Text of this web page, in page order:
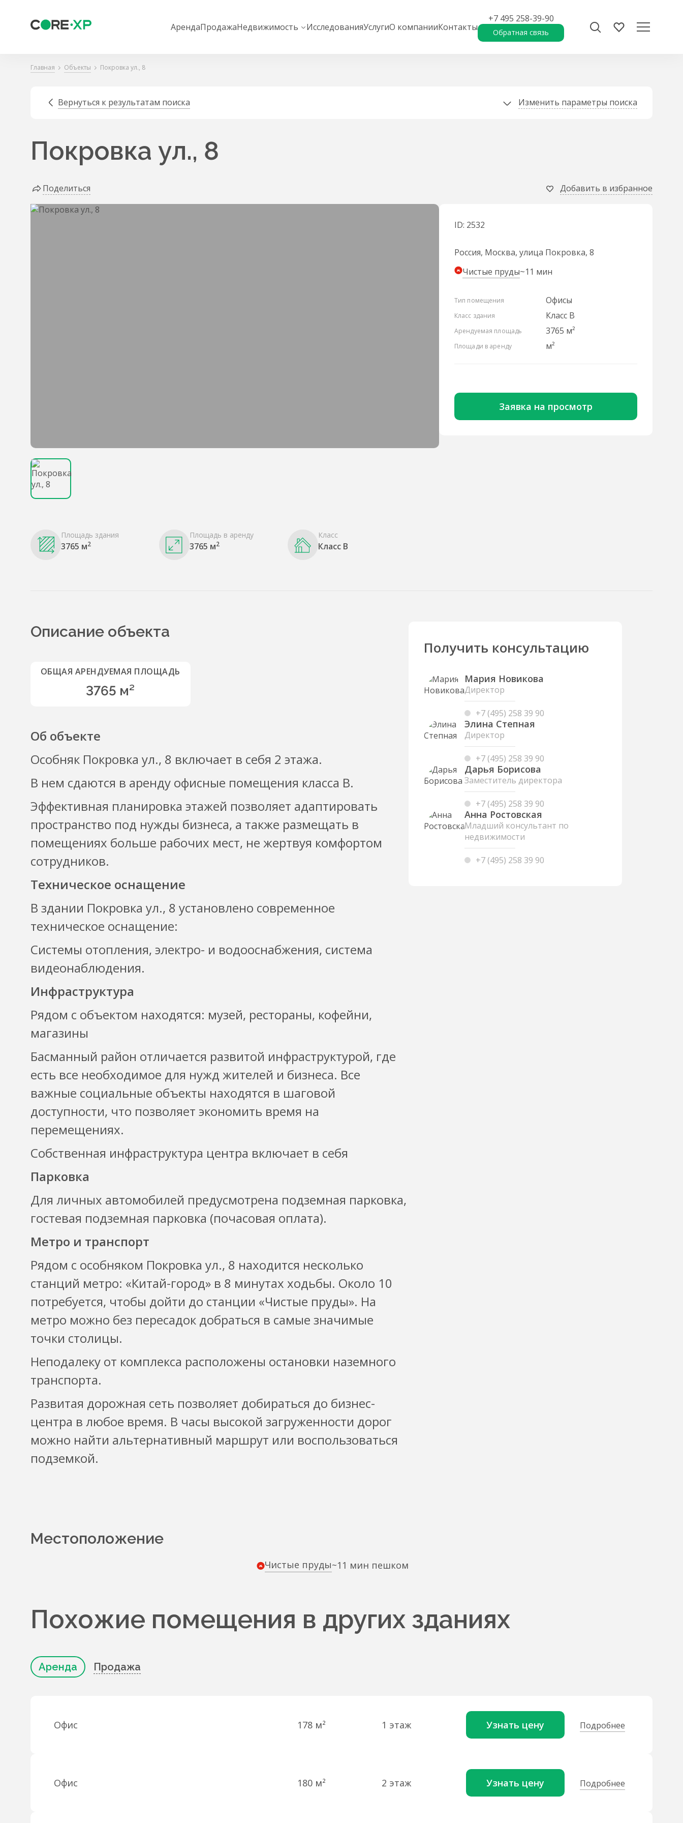
АрендаПродажаНедвижимость ИсследованияУслугиО компанииКонтакты
+7 495 258-39-90
Обратная связь
Главная Объекты Покровка ул., 8
Вернуться к результатам поиска Изменить параметры поиска
Покровка ул., 8
Поделиться Добавить в избранное
ID: 2532
Россия, Москва, улица Покровка, 8
Чистые пруды~11 мин
Тип помещения Офисы
Класс здания Класс B
Арендуемая площадь 3765 м²
Площади в аренду м²
Заявка на просмотр
Площадь здания
3765 м2
Площадь в аренду
3765 м2
Класс
Класс B
Описание объекта
ОБЩАЯ АРЕНДУЕМАЯ ПЛОЩАДЬ
3765 м²
Об объекте
Особняк Покровка ул., 8 включает в себя 2 этажа.
В нем сдаются в аренду офисные помещения класса B.
Эффективная планировка этажей позволяет адаптировать
пространство под нужды бизнеса, а также размещать в
помещениях больше рабочих мест, не жертвуя комфортом
сотрудников.
Техническое оснащение
В здании Покровка ул., 8 установлено современное
техническое оснащение:
Системы отопления, электро- и водооснабжения, система
видеонаблюдения.
Инфраструктура
Рядом с объектом находятся: музей, рестораны, кофейни,
магазины
Басманный район отличается развитой инфраструктурой, где
есть все необходимое для нужд жителей и бизнеса. Все
важные социальные объекты находятся в шаговой
доступности, что позволяет экономить время на
перемещениях.
Собственная инфраструктура центра включает в себя
Парковка
Для личных автомобилей предусмотрена подземная парковка,
гостевая подземная парковка (почасовая оплата).
Метро и транспорт
Рядом с особняком Покровка ул., 8 находится несколько
станций метро: «Китай-город» в 8 минутах ходьбы. Около 10
потребуется, чтобы дойти до станции «Чистые пруды». На
метро можно без пересадок добраться в самые значимые
точки столицы.
Неподалеку от комплекса расположены остановки наземного
транспорта.
Развитая дорожная сеть позволяет добираться до бизнес-
центра в любое время. В часы высокой загруженности дорог
можно найти альтернативный маршрут или воспользоваться
подземкой.
Получить консультацию
Мария Новикова
Директор
+7 (495) 258 39 90
Элина Степная
Директор
+7 (495) 258 39 90
Дарья Борисова
Заместитель директора
+7 (495) 258 39 90
Анна Ростовская
Младший консультант по
недвижимости
+7 (495) 258 39 90
Местоположение
Чистые пруды~11 мин пешком
Похожие помещения в других зданиях
Аренда Продажа
Офис 178 м² 1 этаж Узнать цену Подробнее
Офис 180 м² 2 этаж Узнать цену Подробнее